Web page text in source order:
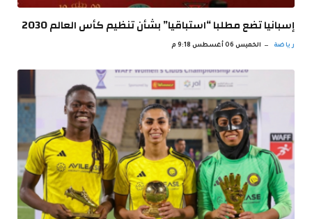
إسبانيا تضع مطلبا “استباقيا” بشأن تنظيم كأس العالم 2030
رياضة الخميس 06 أغسطس 9:18 م